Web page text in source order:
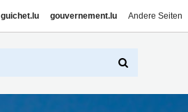
guichet.lu gouvernement.lu Andere Seiten